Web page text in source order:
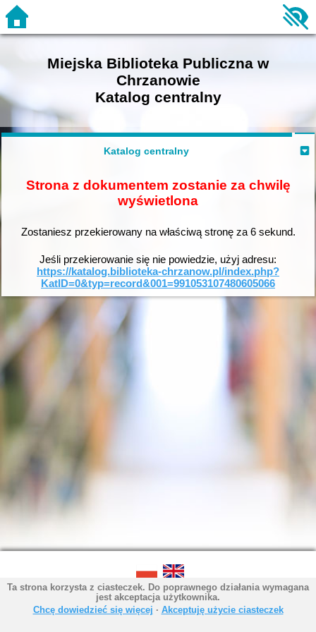
Miejska Biblioteka Publiczna w
Chrzanowie
Katalog centralny
Katalog centralny
Strona z dokumentem zostanie za chwilę
wyświetlona
Zostaniesz przekierowany na właściwą stronę za 6sekund.
Jeśli przekierowanie się nie powiedzie, użyj adresu:
https://katalog.biblioteka-chrzanow.pl/index.php?
KatID=0&typ=record&001=991053107480605066
SOWA OPAC v. 6.11.9 (2026-07-21)
Wygenerowano w 0,0050 s.
Ta strona korzysta z ciasteczek. Do poprawnego działania wymagana
jest akceptacja użytkownika.
Chcę dowiedzieć się więcej ∙ Akceptuję użycie ciasteczek